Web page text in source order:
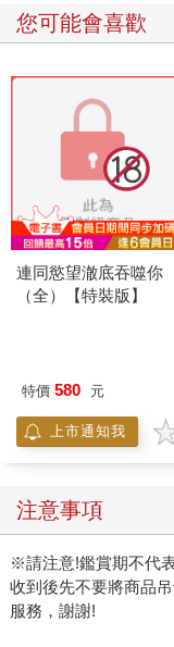
您可能會喜歡
連同慾望澈底吞噬你
（全）【特裝版】
特價 580 元
上市通知我
注意事項
※請注意!鑑賞期不代
收到後先不要將商品
服務，謝謝!